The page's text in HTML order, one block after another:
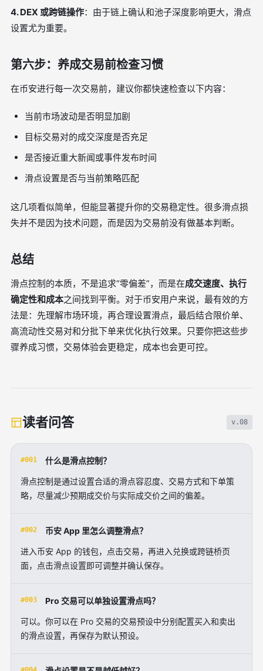
4. DEX 或跨链操作：由于链上确认和池子深度影响更大，滑点
设置尤为重要。
第六步：养成交易前检查习惯
在币安进行每一次交易前，建议你都快速检查以下内容：
当前市场波动是否明显加剧
目标交易对的成交深度是否充足
是否接近重大新闻或事件发布时间
滑点设置是否与当前策略匹配
这几项看似简单，但能显著提升你的交易稳定性。很多滑点损
失并不是因为技术问题，而是因为交易前没有做基本判断。
总结
滑点控制的本质，不是追求“零偏差”，而是在成交速度、执行
确定性和成本之间找到平衡。对于币安用户来说，最有效的方
法是：先理解市场环境，再合理设置滑点，最后结合限价单、
高流动性交易对和分批下单来优化执行效果。只要你把这些步
骤养成习惯，交易体验会更稳定，成本也会更可控。
读者问答 v.08
#001 什么是滑点控制？
滑点控制是通过设置合适的滑点容忍度、交易方式和下单策
略，尽量减少预期成交价与实际成交价之间的偏差。
#002 币安 App 里怎么调整滑点？
进入币安 App 的钱包，点击交易，再进入兑换或跨链桥页
面，点击滑点设置即可调整并确认保存。
#003 Pro 交易可以单独设置滑点吗？
可以。你可以在 Pro 交易的交易预设中分别配置买入和卖出
的滑点设置，再保存为默认预设。